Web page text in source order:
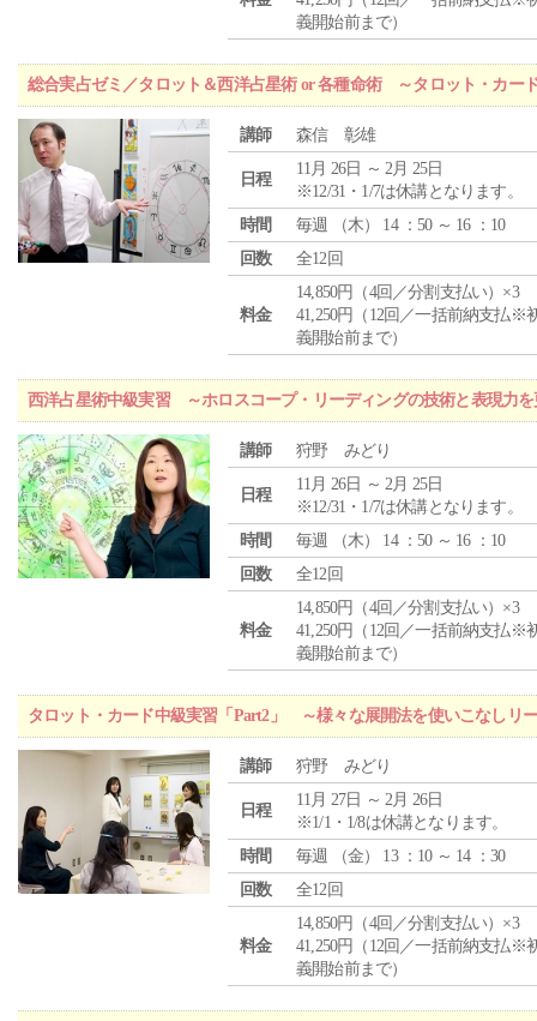
義開始前まで）
総合実占ゼミ／タロット＆西洋占星術 or 各種命術 ～タロット・カー
講師 森信 彰雄
日程
11月 26日 ～ 2月 25日
※12/31・1/7は休講となります。
時間
毎週 （木） 14 ：50 ～ 16 ：10
回数
全12回
料金
14,850円（4回／分割支払い）×3
41,250円（12回／一括前納支払※
義開始前まで）
西洋占星術中級実習 ～ホロスコープ・リーディングの技術と表現力
講師 狩野 みどり
日程
11月 26日 ～ 2月 25日
※12/31・1/7は休講となります。
時間
毎週 （木） 14 ：50 ～ 16 ：10
回数
全12回
料金
14,850円（4回／分割支払い）×3
41,250円（12回／一括前納支払※
義開始前まで）
タロット・カード中級実習「Part2」 ～様々な展開法を使いこなしリ
講師 狩野 みどり
日程
11月 27日 ～ 2月 26日
※1/1・1/8は休講となります。
時間
毎週 （金） 13 ：10 ～ 14 ：30
回数
全12回
料金
14,850円（4回／分割支払い）×3
41,250円（12回／一括前納支払※
義開始前まで）